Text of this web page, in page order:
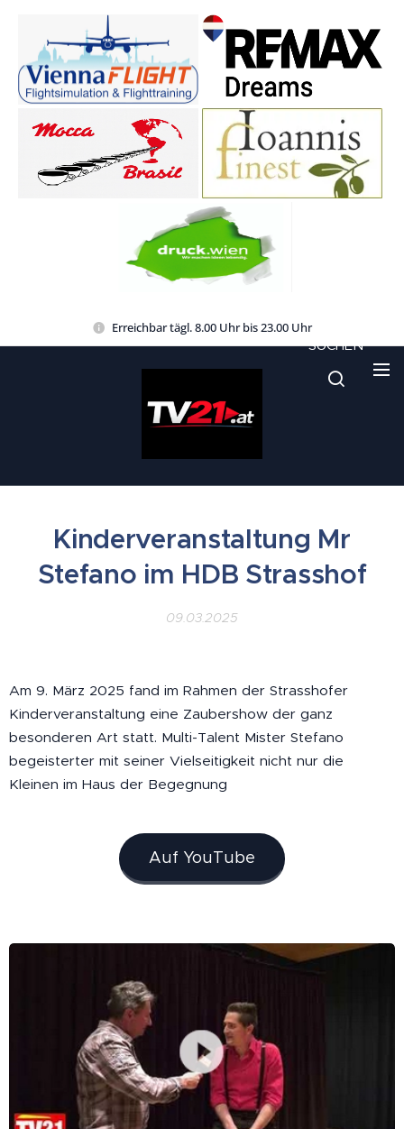
Erreichbar tägl. 8.00 Uhr bis 23.00 Uhr
SUCHEN
Kinderveranstaltung Mr
Stefano im HDB Strasshof
09.03.2025
Am 9. März 2025 fand im Rahmen der Strasshofer
Kinderveranstaltung eine Zaubershow der ganz
besonderen Art statt. Multi-Talent Mister Stefano
begeisterter mit seiner Vielseitigkeit nicht nur die
Kleinen im Haus der Begegnung
Auf YouTube